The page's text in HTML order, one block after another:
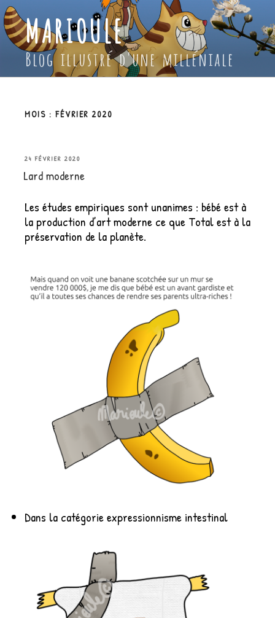
Aller
au
contenu
principal
MARIOULE
Blog illustré d'une milléniale
MOIS : FÉVRIER 2020
PUBLIÉ
LE
24 FÉVRIER 2020
Lard moderne
Les études empiriques sont unanimes : bébé est à
la production d’art moderne ce que Total est à la
préservation de la planète.
Dans la catégorie expressionnisme intestinal